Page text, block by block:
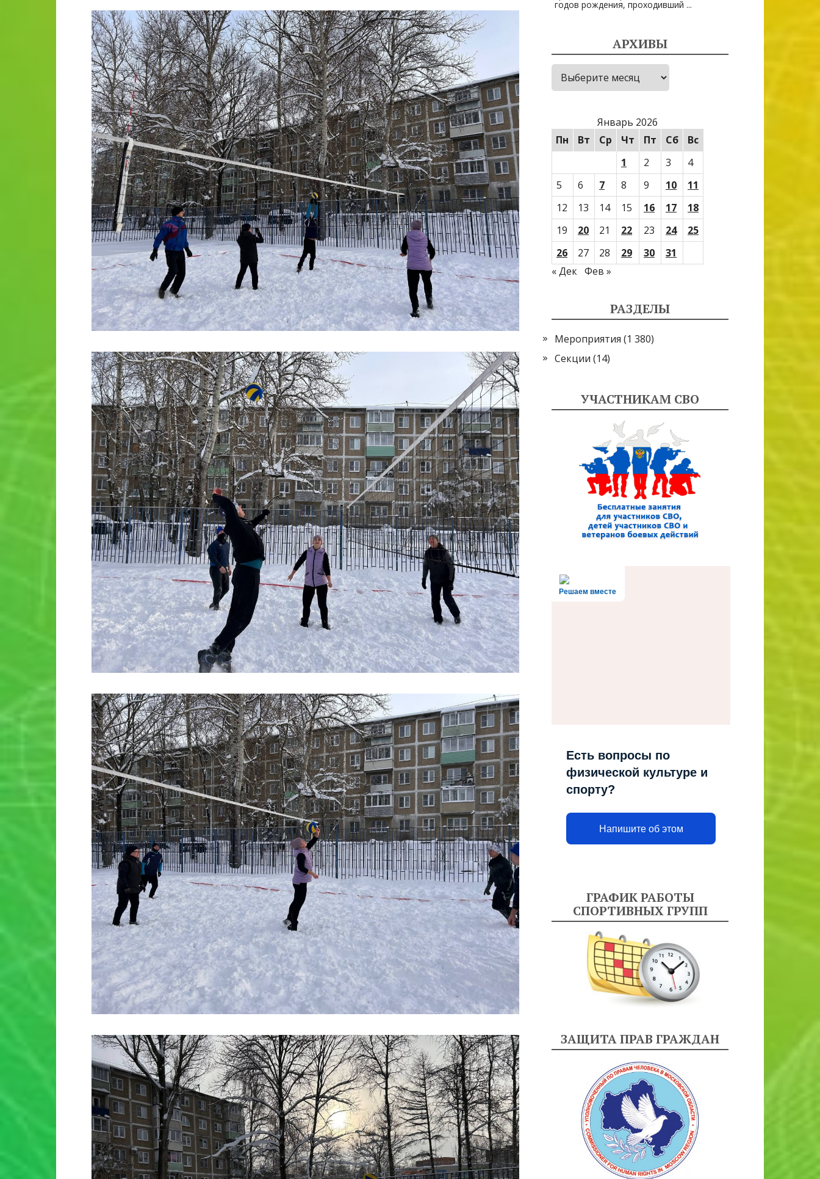
годов рождения, проходивший ...
АРХИВЫ
Архивы
Январь 2026
Пн
Вт Ср Чт Пт Сб
Вс
1
2 3
4
5
6 7 8 9 10
11
12
13 14 15 16 17
18
19
20 21 22 23 24
25
26
27 28 29 30
31
« Дек Фев »
РАЗДЕЛЫ
Мероприятия (1 380)
Секции (14)
УЧАСТНИКАМ СВО
Решаем вместе
Есть вопросы по
физической культуре и
спорту?
Напишите об этом
ГРАФИК РАБОТЫ
СПОРТИВНЫХ ГРУПП
ЗАЩИТА ПРАВ ГРАЖДАН